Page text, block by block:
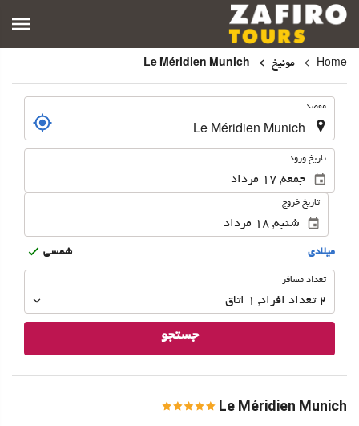
Home مونیخ
مقصد
تاریخ ورود
تاریخ خروج
ميلادى شمسى
تعداد
تعداد مسافر
2 تعداد افراد ,
1 اتاق
جستجو
Le Méridien Munich